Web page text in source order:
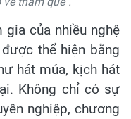
của nhiều nghệ
thể hiện bằng
hát múa, kịch hát
Không chỉ có sự
nghiệp, chương